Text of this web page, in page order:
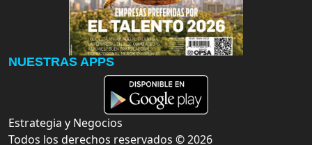
NUESTRAS APPS
Estrategia y Negocios
Todos los derechos reservados ©2026